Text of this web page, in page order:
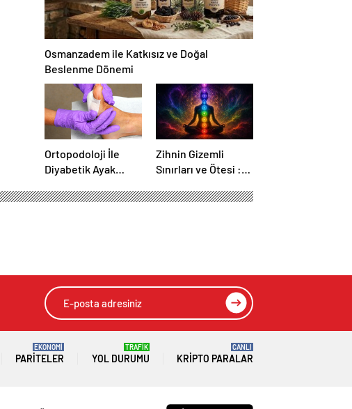
Osmanzadem ile Katkısız ve Doğal
Beslenme Dönemi
Ortopodoloji İle
Diyabetik Ayak
Zihnin Gizemli
Sınırları ve Ötesi :
PARITELER
EKONOMİ
YOL DURUMU
TRAFİK
KRIPTO PARALAR
CANLI